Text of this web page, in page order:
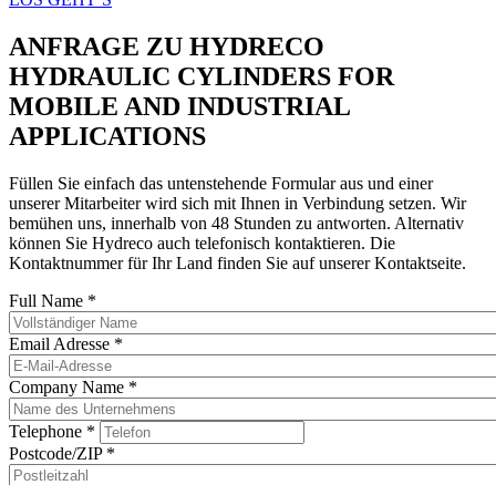
ANFRAGE ZU HYDRECO
HYDRAULIC CYLINDERS FOR
MOBILE AND INDUSTRIAL
APPLICATIONS
Füllen Sie einfach das untenstehende Formular aus und einer
unserer Mitarbeiter wird sich mit Ihnen in Verbindung setzen. Wir
bemühen uns, innerhalb von 48 Stunden zu antworten. Alternativ
können Sie Hydreco auch telefonisch kontaktieren. Die
Kontaktnummer für Ihr Land finden Sie auf unserer Kontaktseite.
Full Name *
Email Adresse *
Company Name *
Telephone *
Postcode/ZIP *